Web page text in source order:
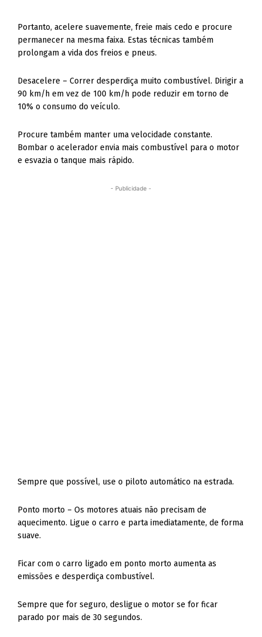
Portanto, acelere suavemente, freie mais cedo e procure
permanecer na mesma faixa. Estas técnicas também
prolongam a vida dos freios e pneus.
Desacelere – Correr desperdiça muito combustível. Dirigir a
90 km/h em vez de 100 km/h pode reduzir em torno de
10% o consumo do veículo.
Procure também manter uma velocidade constante.
Bombar o acelerador envia mais combustível para o motor
e esvazia o tanque mais rápido.
- Publicidade -
Sempre que possível, use o piloto automático na estrada.
Ponto morto – Os motores atuais não precisam de
aquecimento. Ligue o carro e parta imediatamente, de forma
suave.
Ficar com o carro ligado em ponto morto aumenta as
emissões e desperdiça combustível.
Sempre que for seguro, desligue o motor se for ficar
parado por mais de 30 segundos.